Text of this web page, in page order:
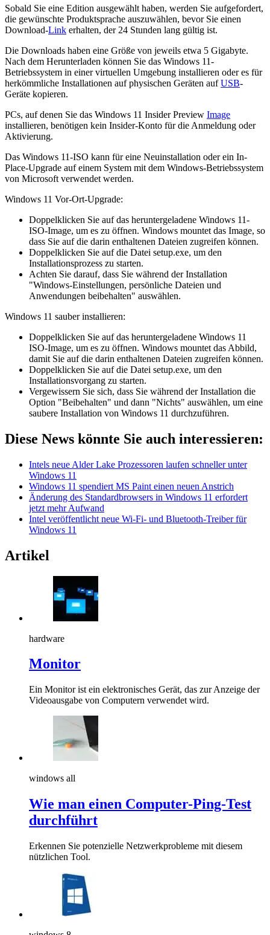
Sobald Sie eine Edition ausgewählt haben, werden Sie aufgefordert,
die gewünschte Produktsprache auszuwählen, bevor Sie einen
Download-Link erhalten, der 24 Stunden lang gültig ist.
Die Downloads haben eine Größe von jeweils etwa 5 Gigabyte.
Nach dem Herunterladen können Sie das Windows 11-
Betriebssystem in einer virtuellen Umgebung installieren oder es für
herkömmliche Installationen auf physischen Geräten aufUSB-
Geräte kopieren.
PCs, auf denen Sie das Windows 11 Insider Preview Image
installieren, benötigen kein Insider-Konto für die Anmeldung oder
Aktivierung.
Das Windows 11-ISO kann für eine Neuinstallation oder ein In-
Place-Upgrade auf einem System mit dem Windows-Betriebssystem
von Microsoft verwendet werden.
Windows 11 Vor-Ort-Upgrade:
Doppelklicken Sie auf das heruntergeladene Windows 11-
ISO-Image, um es zu öffnen. Windows mountet das Image, so
dass Sie auf die darin enthaltenen Dateien zugreifen können.
Doppelklicken Sie auf die Datei setup.exe, um den
Installationsprozess zu starten.
Achten Sie darauf, dass Sie während der Installation
"Windows-Einstellungen, persönliche Dateien und
Anwendungen beibehalten" auswählen.
Windows 11 sauber installieren:
Doppelklicken Sie auf das heruntergeladene Windows 11
ISO-Image, um es zu öffnen. Windows mountet das Abbild,
damit Sie auf die darin enthaltenen Dateien zugreifen können.
Doppelklicken Sie auf die Datei setup.exe, um den
Installationsvorgang zu starten.
Vergewissern Sie sich, dass Sie während der Installation die
Option "Beibehalten" und dann "Nichts" auswählen, um eine
saubere Installation von Windows 11 durchzuführen.
Diese News könnte Sie auch interessieren:
Intels neue Alder Lake Prozessoren laufen schneller unter
Windows 11
Windows 11 spendiert MS Paint einen neuen Anstrich
Änderung des Standardbrowsers in Windows 11 erfordert
jetzt mehr Aufwand
Intel veröffentlicht neue Wi-Fi- und Bluetooth-Treiber für
Windows 11
Artikel
hardware
Monitor
Ein Monitor ist ein elektronisches Gerät, das zur Anzeige der
Videoausgabe von Computern verwendet wird.
windows all
Wie man einen Computer-Ping-Test
durchführt
Erkennen Sie potenzielle Netzwerkprobleme mit diesem
nützlichen Tool.